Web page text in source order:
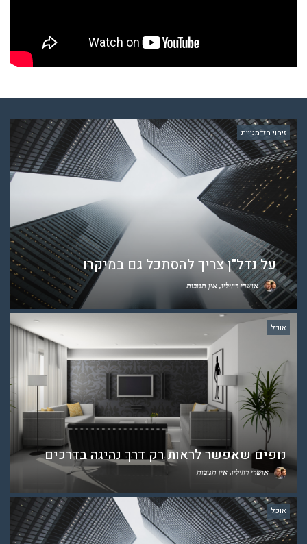
זיהוי הזדמנויות
על נדל"ן צריך להסתכל גם במיקרו
אושרי רוזיליו אין תגובות
אוכל
נופים שאפשר לראות רק דרך נהיגה בדרכים
אושרי רוזיליו אין תגובות
אוכל